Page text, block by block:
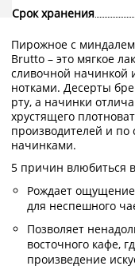
Срок хранения
Пирожное с
Brutto – это мягкое
сливочной
нотками. Десерты
рту, а начинки
хрустящего
производителей и
начинками.
5 причин влюбиться
Рождает
для неспешного
Позволяет
восточного кафе,
произведение